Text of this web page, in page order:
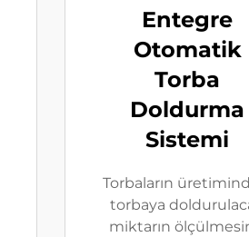
Entegre
Otomatik
Torba
Doldurma
Sistemi
Torbaların
torbaya
miktarın